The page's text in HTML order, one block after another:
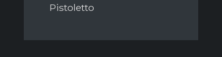
Pistoletto